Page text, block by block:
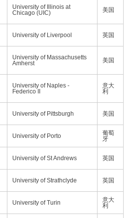
University of Illinois at
Chicago (UIC)
美国
University of Liverpool 英国
University of Massachusetts
Amherst
美国
University of Naples -
Federico II
意大
利
University of Pittsburgh 美国
University of Porto
葡萄
牙
University of St Andrews 英国
University of Strathclyde 英国
University of Turin
意大
利